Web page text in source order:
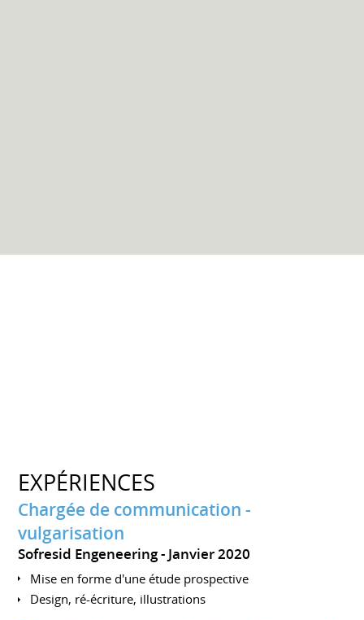
EXPÉRIENCES
Chargée de communication -
vulgarisation
Sofresid Engeneering Janvier 2020
Mise en forme d'une étude prospective
Design, ré-écriture, illustrations